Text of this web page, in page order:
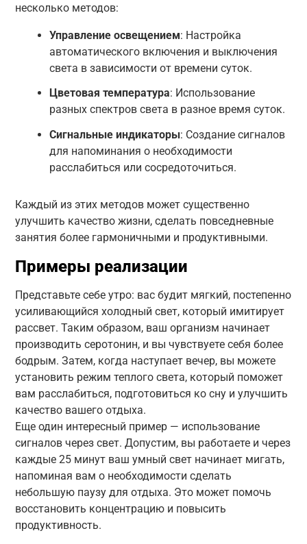
несколько методов:
Управление освещением: Настройка
автоматического включения и выключения
света в зависимости от времени суток.
Цветовая температура: Использование
разных спектров света в разное время суток.
Сигнальные индикаторы: Создание сигналов
для напоминания о необходимости
расслабиться или сосредоточиться.
Каждый из этих методов может существенно
улучшить качество жизни, сделать повседневные
занятия более гармоничными и продуктивными.
Примеры реализации
Представьте себе утро: вас будит мягкий, постепенно
усиливающийся холодный свет, который имитирует
рассвет. Таким образом, ваш организм начинает
производить серотонин, и вы чувствуете себя более
бодрым. Затем, когда наступает вечер, вы можете
установить режим теплого света, который поможет
вам расслабиться, подготовиться ко сну и улучшить
качество вашего отдыха.
Еще один интересный пример — использование
сигналов через свет. Допустим, вы работаете и через
каждые 25 минут ваш умный свет начинает мигать,
напоминая вам о необходимости сделать
небольшую паузу для отдыха. Это может помочь
восстановить концентрацию и повысить
продуктивность.